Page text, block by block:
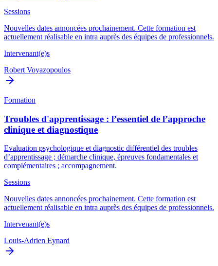
Sessions
Nouvelles dates annoncées prochainement. Cette formation est
actuellement réalisable en intra auprès des équipes de professionnels.
Intervenant(e)s
Robert Voyazopoulos
Formation
Troubles d'apprentissage : l’essentiel de l’approche
clinique et diagnostique
Evaluation psychologique et diagnostic différentiel des troubles
d’apprentissage ; démarche clinique, épreuves fondamentales et
complémentaires ; accompagnement.
Sessions
Nouvelles dates annoncées prochainement. Cette formation est
actuellement réalisable en intra auprès des équipes de professionnels.
Intervenant(e)s
Louis-Adrien Eynard